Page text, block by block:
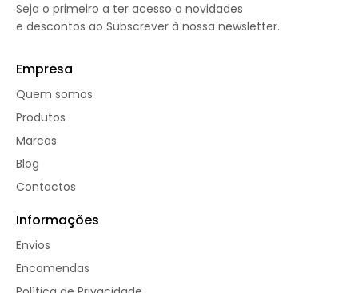
Seja o primeiro a ter acesso a novidades
e descontos ao Subscrever à nossa newsletter.
Empresa
Quem somos
Produtos
Marcas
Blog
Contactos
Informações
Envios
Encomendas